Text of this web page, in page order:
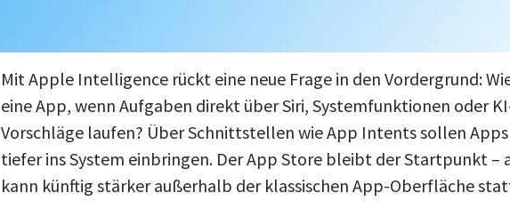
Mit Apple Intelligence rückt eine neue Frage in den Vordergrund:
eine App, wenn Aufgaben direkt über Siri, Systemfunktionen oder
Vorschläge laufen? Über Schnittstellen wie App Intents sollen
tiefer ins System einbringen. Der App Store bleibt der Startpunkt –
kann künftig stärker außerhalb der klassischen App-Oberfläche